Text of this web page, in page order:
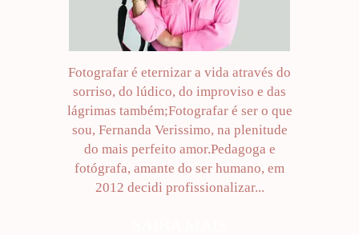
Fotografar é eternizar a vida através do
sorriso, do lúdico, do improviso e das
lágrimas também;Fotografar é ser o que
sou, Fernanda Verissimo, na plenitude
do mais perfeito amor.Pedagoga e
fotógrafa, amante do ser humano, em
2012 decidi profissionalizar...